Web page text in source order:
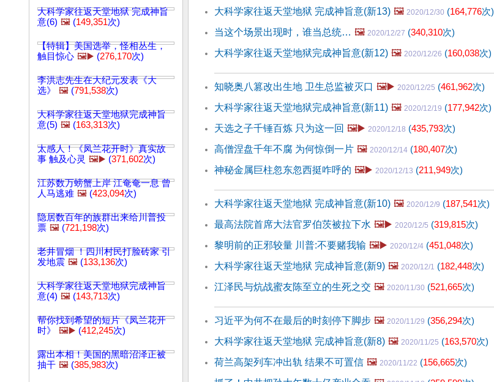
大科学家往返天堂地狱 完成神旨
意(6) 🖼️ (149,351次)
【特辑】美国选举，怪相丛生，
触目惊心 🖼️▶️ (276,170次)
李洪志先生在大纪元发表《大
选》
🖼️ (791,538次)
大科学家往返天堂地狱完成神旨
意(5) 🖼️ (163,313次)
太感人！《凤兰花开时》真实故
事 触及心灵 🖼️▶️ (371,602次)
江苏数万螃蟹上岸 江奄奄一息 曾
人马逃难 🖼️ (423,094次)
隐居数百年的族群出来给川普投
票 🖼️ (721,198次)
老井冒烟 ！四川村民打脸砖家 引
发地震 🖼️ (133,136次)
大科学家往返天堂地狱完成神旨
意(4) 🖼️ (143,713次)
帮你找到希望的短片《凤兰花开
时》
🖼️▶️ (412,245次)
露出本相！美国的黑暗沼泽正被
抽干 🖼️ (385,983次)
大科学家往返天堂地狱 完成神旨意(新13) 🖼️ 2020/12/30 (164,776次)
当这个场景出现时，谁当总统… 🖼️ 2020/12/27 (340,310次)
大科学家往返天堂地狱完成神旨意(新12) 🖼️ 2020/12/26 (160,038次)
知晓奥八篡改出生地 卫生总监被灭口 🖼️▶️ 2020/12/25 (461,962次)
大科学家往返天堂地狱完成神旨意(新11) 🖼️ 2020/12/19 (177,942次)
天选之子千锤百炼 只为这一回 🖼️▶️ 2020/12/18 (435,793次)
高僧涅盘千年不腐 为何惊倒一片 🖼️ 2020/12/14 (180,407次)
神秘金属巨柱忽东忽西挺咋呼的 🖼️▶️ 2020/12/13 (211,949次)
大科学家往返天堂地狱 完成神旨意(新10) 🖼️ 2020/12/9 (187,541次)
最高法院首席大法官罗伯茨被拉下水 🖼️▶️ 2020/12/5 (319,815次)
黎明前的正邪较量 川普:不要赌我输 🖼️▶️ 2020/12/4 (451,048次)
大科学家往返天堂地狱 完成神旨意(新9) 🖼️ 2020/12/1 (182,448次)
江泽民与炕战蜜友陈至立的生死之交 🖼️ 2020/11/30 (521,665次)
习近平为何不在最后的时刻停下脚步 🖼️ 2020/11/29 (356,294次)
大科学家往返天堂地狱 完成神旨意(新8) 🖼️ 2020/11/25 (163,570次)
荷兰高架列车冲出轨 结果不可置信 🖼️ 2020/11/22 (156,665次)